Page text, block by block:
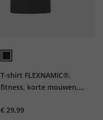
T-shirt FLEXNAMIC®,
fitness, korte mouwen,
tot 7XL
€ 29,99